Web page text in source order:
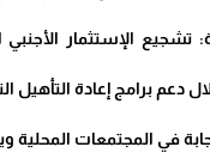
تشجيع الإستثمار
برامج إعادة التأهيل
المجتمعات المحلية